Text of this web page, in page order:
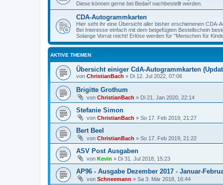
Diese können gerne bei Bedarf nachbestellt werden.
CDA-Autogrammkarten
Hier seht ihr eine Übersicht aller bisher erschienenen CDA-
Bei Interesse einfach mit dem beigefügten Bestellschein
Solange Vorrat reicht! Erlöse werden für "Menschen für
AKTIVE THEMEN
Übersicht einiger CdA-Autogrammkarten
von ChristianBach » Di 12. Jul 2022, 07:06
Brigitte Grothum
von ChristianBach » Di 21. Jan 2020, 22:14
Stefanie Simon
von ChristianBach » So 17. Feb 2019, 21:27
Bert Beel
von ChristianBach » So 17. Feb 2019, 21:22
ASV Post Ausgaben
von Kevin » Di 31. Jul 2018, 15:23
AP96 - Ausgabe Dezember 2017 - Januar-
von Schneemann » Sa 3. Mär 2018, 16:44